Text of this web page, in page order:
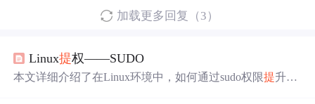
加载更多回复（3）
Linux提权——SUDO
本文详细介绍了在Linux环境中，如何通过sudo权限提升普